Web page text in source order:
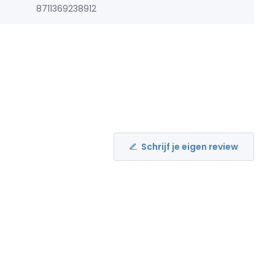
8711369238912
Schrijf je eigen review